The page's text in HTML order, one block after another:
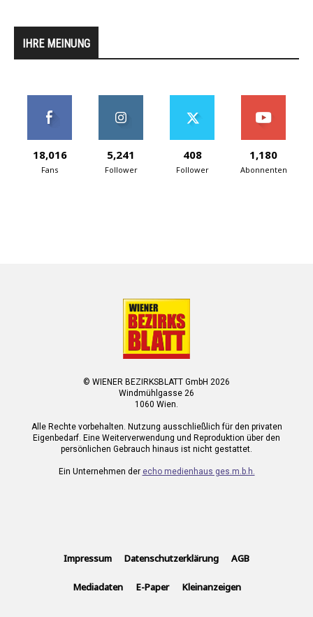
IHRE MEINUNG
18,016
Fans
5,241
Follower
408
Follower
1,180
Abonnenten
© WIENER BEZIRKSBLATT GmbH 2026
Windmühlgasse 26
1060 Wien.
Alle Rechte vorbehalten. Nutzung ausschließlich für den privaten
Eigenbedarf. Eine Weiterverwendung und Reproduktion über den
persönlichen Gebrauch hinaus ist nicht gestattet.
Ein Unternehmen der echo medienhaus ges.m.b.h.
Impressum Datenschutzerklärung AGB
Mediadaten E-Paper Kleinanzeigen